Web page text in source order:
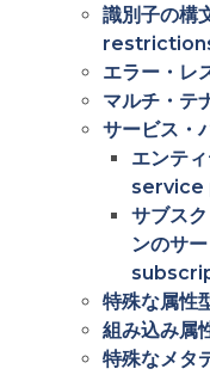
識別子の
エラー・
マルチ・
サービス
エンテ
service
サブス
ンのサ
特殊な属
組み込み
特殊なメ